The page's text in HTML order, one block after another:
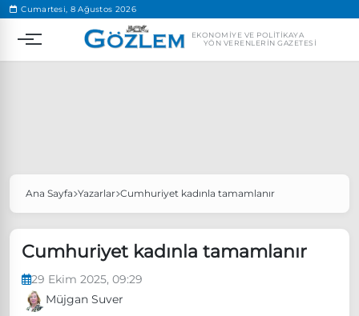
Cumartesi, 8 Ağustos 2026
EKONOMIYE VE POLITIKAYA
YÖN VERENLERIN GAZETESI
Popüler Aramalar
Özgür Özel, Ekrem İmamoğlu’nu ziyaret edecek
Ünlü çift bir etkinliğe daha katılmama kararı aldı
Boykot
Ana Sayfa Yazarlar Cumhuriyet kadınla tamamlanır
Cumhuriyet kadınla tamamlanır
29 Ekim 2025, 09:29
Müjgan Suver